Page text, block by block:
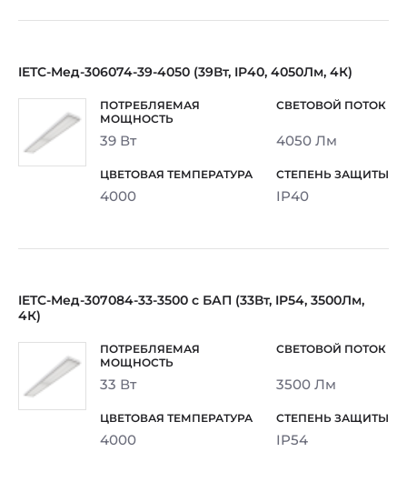
IETC-Мед-306074-39-4050 (39Вт, IP40, 4050Лм, 4К)
39 Вт 4050 Лм
4000 IP40
IETC-Мед-307084-33-3500 с БАП (33Вт, IP54, 3500Лм,
4К)
33 Вт 3500 Лм
4000 IP54